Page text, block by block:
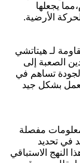
يجعلها
الأرضية.
لـ هيتاتشي
الصعبة إلى
تساهم في
بشكل جيد
مفصلة
في تحديد
الاستباقي